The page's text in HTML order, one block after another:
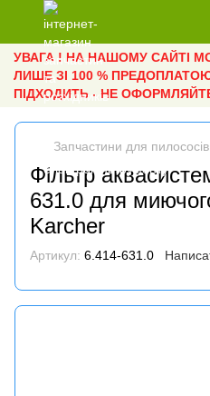
УВАГА ! НА НАШОМУ САЙТІ
ЛИШЕ ЗІ 100 %
ПІДХОДИТЬ - НЕ
Запчастини для пилососів
Фільтр
631.0 для
Karcher
Артикул: 6.414-631.0